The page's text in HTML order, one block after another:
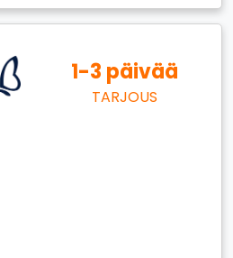
1-3 päivää
TARJOUS